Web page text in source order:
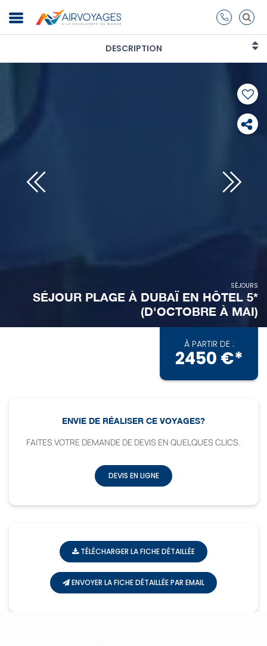
DESCRIPTION
SÉJOURS
SÉJOUR PLAGE À DUBAÏ EN HÔTEL 5*
(D'OCTOBRE À MAI)
À PARTIR DE :
2450 €*
ENVIE DE RÉALISER CE VOYAGES?
FAITES VOTRE DEMANDE DE DEVIS EN QUELQUES CLICS.
DEVIS EN LIGNE
TÉLÉCHARGER LA FICHE DÉTAILLÉE
ENVOYER LA FICHE DÉTAILLÉE PAR EMAIL